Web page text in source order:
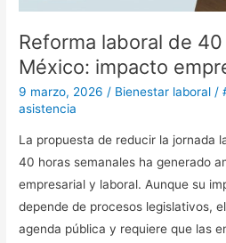
Reforma laboral de
México: impacto
9 marzo, 2026 / Bienestar laboral /
asistencia
La propuesta de reducir la jornada
40 horas semanales ha generado
empresarial y laboral. Aunque su
depende de procesos legislativos,
agenda pública y requiere que las